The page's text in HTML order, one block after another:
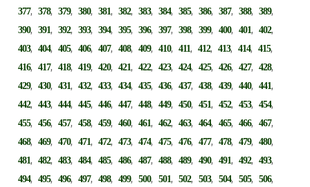
377,378,379,380,381,382,383,384,385,386,387,388,389,
390,391,392,393,394,395,396,397,398,399,400,401,402,
403,404,405,406,407,408,409,410,411,412,413,414,415,
416,417,418,419,420,421,422,423,424,425,426,427,428,
429,430,431,432,433,434,435,436,437,438,439,440,441,
442,443,444,445,446,447,448,449,450,451,452,453,454,
455,456,457,458,459,460,461,462,463,464,465,466,467,
468,469,470,471,472,473,474,475,476,477,478,479,480,
481,482,483,484,485,486,487,488,489,490,491,492,493,
494,495,496,497,498,499,500,501,502,503,504,505,506,